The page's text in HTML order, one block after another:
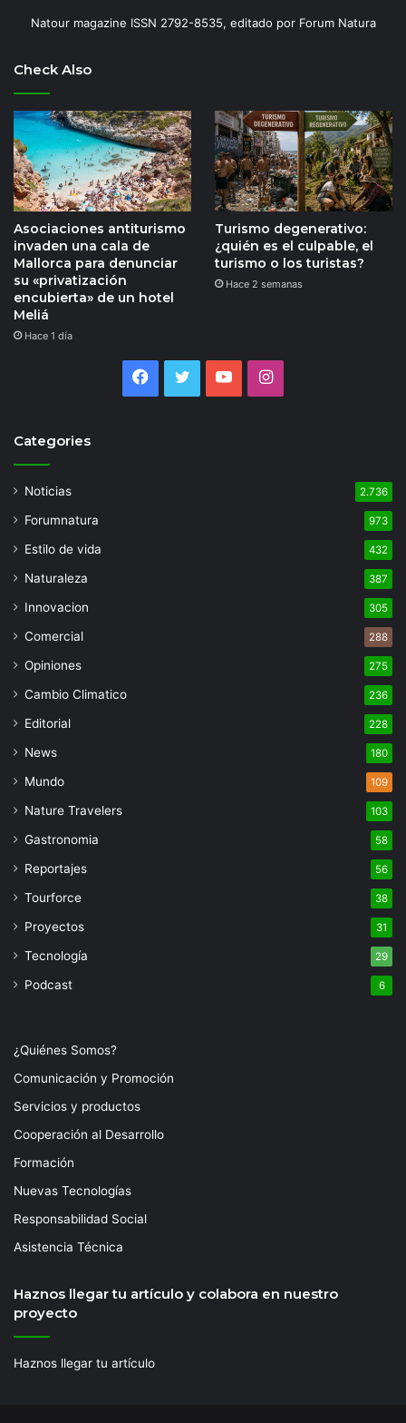
Natour magazine ISSN 2792-8535, editado por Forum Natura
Check Also
Asociaciones antiturismo
invaden una cala de
Mallorca para denunciar
su «privatización
encubierta» de un hotel
Meliá
Hace 1 día
Turismo degenerativo:
¿quién es el culpable, el
turismo o los turistas?
Hace 2 semanas
Facebook
TwitterYouTubeInstagram
Categories
Noticias 2.736
Forumnatura 973
Estilo de vida 432
Naturaleza 387
Innovacion 305
Comercial 288
Opiniones 275
Cambio Climatico 236
Editorial 228
News 180
Mundo 109
Nature Travelers 103
Gastronomia 58
Reportajes 56
Tourforce 38
Proyectos 31
Tecnología 29
Podcast 6
¿Quiénes Somos?
Comunicación y Promoción
Servicios y productos
Cooperación al Desarrollo
Formación
Nuevas Tecnologías
Responsabilidad Social
Asistencia Técnica
Haznos llegar tu artículo y colabora en nuestro
proyecto
Haznos llegar tu artículo